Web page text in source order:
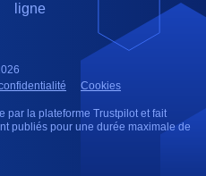
ligne
Cookies
par la plateforme Trustpilot et fait
publiés pour une durée maximale de